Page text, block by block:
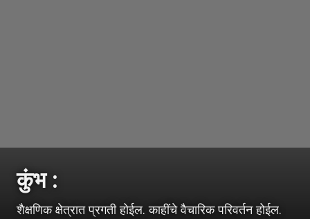
कुंभ :
शैक्षणिक क्षेत्रात प्रगती होईल. काहींचे वैचारिक परिवर्तन होईल.